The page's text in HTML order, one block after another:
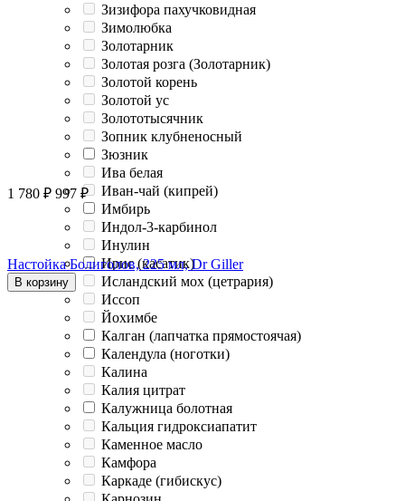
Зизифора пахучковидная
Зимолюбка
Золотарник
Золотая розга (Золотарник)
Золотой корень
Золотой ус
Золототысячник
Зопник клубненосный
Зюзник
Ива белая
Иван-чай (кипрей)
Имбирь
Индол-3-карбинол
Инулин
Ирис (касатик)
Исландский мох (цетрария)
Иссоп
Йохимбе
Калган (лапчатка прямостоячая)
Календула (ноготки)
Калина
Калия цитрат
Калужница болотная
Кальция гидроксиапатит
Каменное масло
Камфора
Каркаде (гибискус)
1 780 ₽ 997 ₽
Настойка Болиголов, 225 мл, Dr Giller
В корзину